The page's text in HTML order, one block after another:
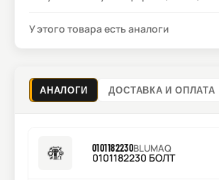
У этого товара есть аналоги
АНАЛОГИ ДОСТАВКА И ОПЛАТА
0101182230BLUMAQ
0101182230 БОЛТ